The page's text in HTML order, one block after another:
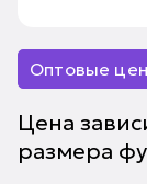
Оптовые
Цена
размера